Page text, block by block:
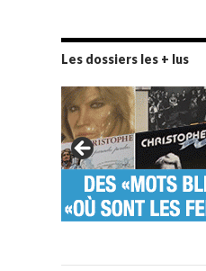
Les dossiers les + lus